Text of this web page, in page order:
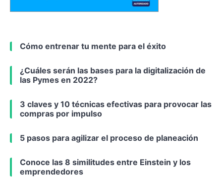
Cómo entrenar tu mente para el éxito
¿Cuáles serán las bases para la digitalización de
las Pymes en 2022?
3 claves y 10 técnicas efectivas para provocar las
compras por impulso
5 pasos para agilizar el proceso de planeación
Conoce las 8 similitudes entre Einstein y los
emprendedores